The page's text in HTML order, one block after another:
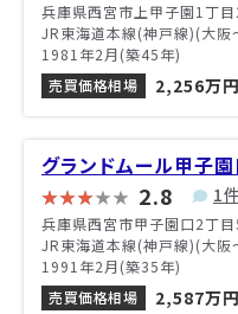
兵庫県西宮市上甲子園1丁
JR東海道本線(神戸線)(大阪
1981年2月(築45年)
売買価格相場
2,256万円
グランドムール甲子園
2.8 1件
兵庫県西宮市甲子園口2丁
JR東海道本線(神戸線)(大阪
1991年2月(築35年)
売買価格相場
2,587万円